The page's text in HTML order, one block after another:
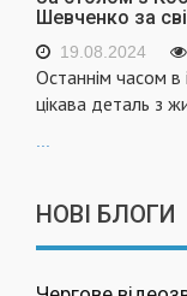
Шевченко за
19.08.2024
Останнім часом в
цікава деталь з
НОВІ БЛОГИ